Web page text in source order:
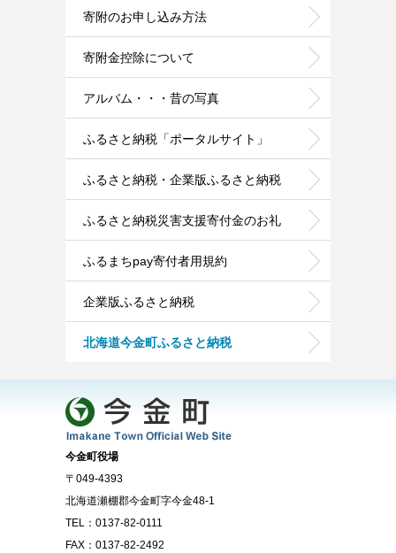
寄附のお申し込み方法
寄附金控除について
アルバム・・・昔の写真
ふるさと納税「ポータルサイト」
ふるさと納税・企業版ふるさと納税
ふるさと納税災害支援寄付金のお礼
ふるまちpay寄付者用規約
企業版ふるさと納税
北海道今金町ふるさと納税
今金町役場
〒049-4393
北海道瀬棚郡今金町字今金48-1
TEL：0137-82-0111
FAX：0137-82-2492